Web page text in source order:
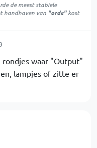
de meest stabiele
handhaven van "orde"kost
waar "Output"
lampjes of zitte er